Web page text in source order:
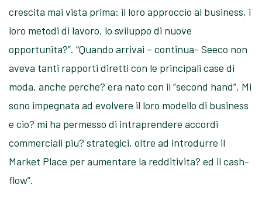
crescita mai vista prima: il loro approccio al business, i
loro metodi di lavoro, lo sviluppo di nuove
opportunita?”. “Quando arrivai – continua- Seeco non
aveva tanti rapporti diretti con le principali case di
moda, anche perche? era nato con il “second hand”. Mi
sono impegnata ad evolvere il loro modello di business
e cio? mi ha permesso di intraprendere accordi
commerciali piu? strategici, oltre ad introdurre il
Market Place per aumentare la redditivita? ed il cash-
flow”.